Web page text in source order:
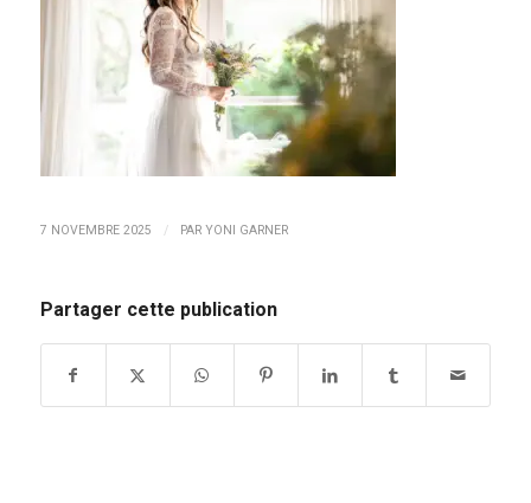
7 NOVEMBRE 2025 / PAR YONI GARNER
Partager cette publication